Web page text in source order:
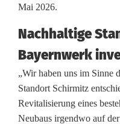
ö
f
n
Mai 2026.
Nachhaltige
Bayernwerk
„Wir haben uns im Sinne
Standort Schirmitz
Revitalisierung eines
Neubaus irgendwo auf